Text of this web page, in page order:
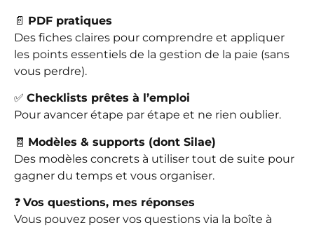
📄 PDF pratiques
Des fiches claires pour comprendre et appliquer
les points essentiels de la gestion de la paie (sans
vous perdre).
✅ Checklists prêtes à l’emploi
Pour avancer étape par étape et ne rien oublier.
🧾 Modèles & supports (dont Silae)
Des modèles concrets à utiliser tout de suite pour
gagner du temps et vous organiser.
❓ Vos questions, mes réponses
Vous pouvez poser vos questions via la boîte à